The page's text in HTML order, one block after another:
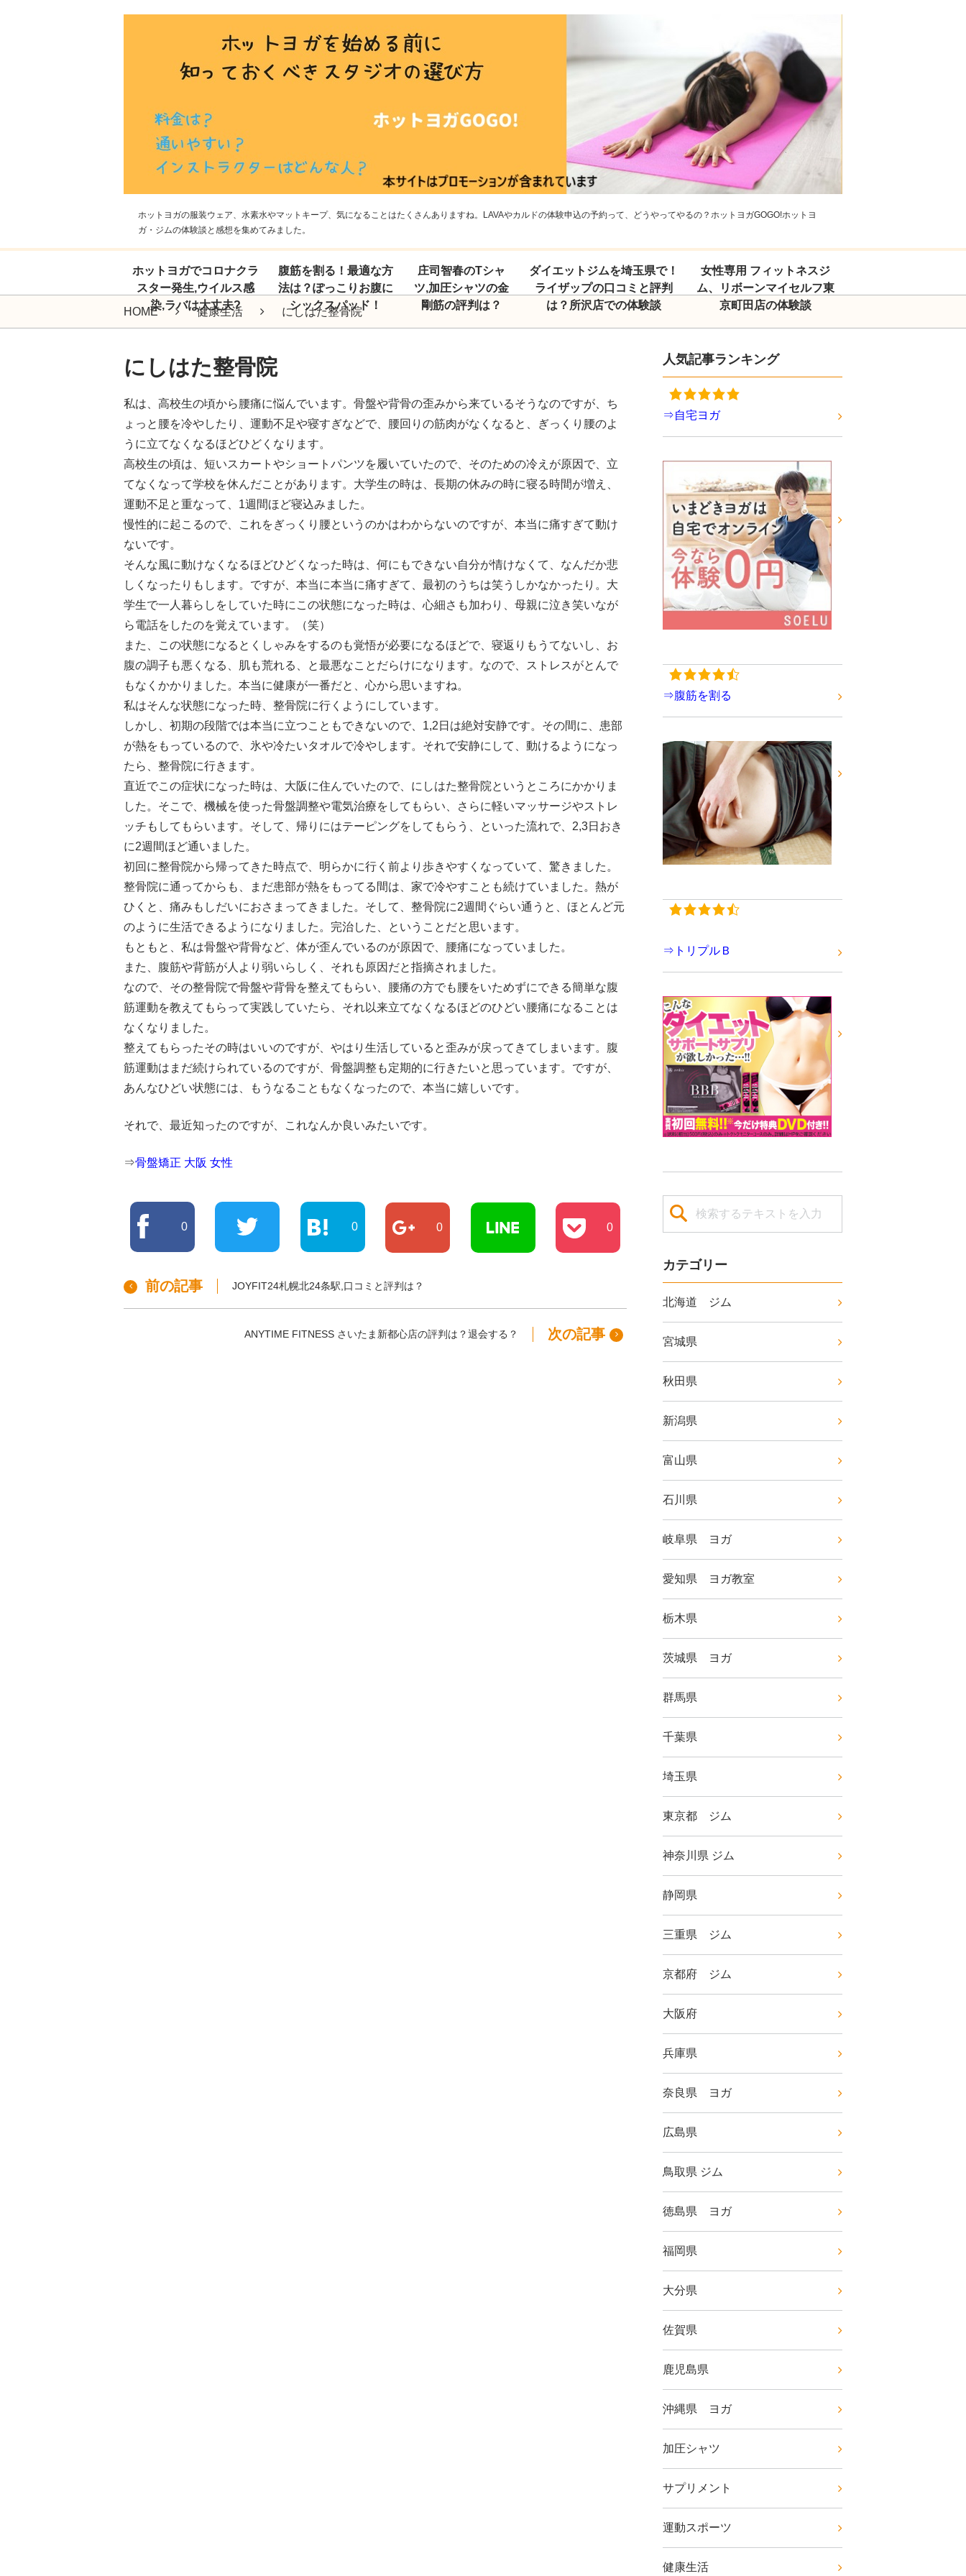
ホットヨガの服装ウェア、水素水やマットキープ、気になることはたくさんありますね。LAVAやカルドの体験申込の予約って、どうやってやるの？ホットヨガGOGO!ホットヨ
ガ・ジムの体験談と感想を集めてみました。
ホットヨガでコロナクラ
スター発生,ウイルス感
染,ラバは大丈夫?
腹筋を割る！最適な方
法は？ぽっこりお腹に
シックスパッド！
庄司智春のTシャ
ツ,加圧シャツの金
剛筋の評判は？
ダイエットジムを埼玉県で！
ライザップの口コミと評判
は？所沢店での体験談
女性専用 フィットネスジ
ム、リボーンマイセルフ東
京町田店の体験談
HOME 健康生活 にしはた整骨院
にしはた整骨院
私は、高校生の頃から腰痛に悩んでいます。骨盤や背骨の歪みから来ているそうなのですが、ち
ょっと腰を冷やしたり、運動不足や寝すぎなどで、腰回りの筋肉がなくなると、ぎっくり腰のよ
うに立てなくなるほどひどくなります。
高校生の頃は、短いスカートやショートパンツを履いていたので、そのための冷えが原因で、立
てなくなって学校を休んだことがあります。大学生の時は、長期の休みの時に寝る時間が増え、
運動不足と重なって、1週間ほど寝込みました。
慢性的に起こるので、これをぎっくり腰というのかはわからないのですが、本当に痛すぎて動け
ないです。
そんな風に動けなくなるほどひどくなった時は、何にもできない自分が情けなくて、なんだか悲
しくなったりもします。ですが、本当に本当に痛すぎて、最初のうちは笑うしかなかったり。大
学生で一人暮らしをしていた時にこの状態になった時は、心細さも加わり、母親に泣き笑いなが
ら電話をしたのを覚えています。（笑）
また、この状態になるとくしゃみをするのも覚悟が必要になるほどで、寝返りもうてないし、お
腹の調子も悪くなる、肌も荒れる、と最悪なことだらけになります。なので、ストレスがとんで
もなくかかりました。本当に健康が一番だと、心から思いますね。
私はそんな状態になった時、整骨院に行くようにしています。
しかし、初期の段階では本当に立つこともできないので、1,2日は絶対安静です。その間に、患部
が熱をもっているので、氷や冷たいタオルで冷やします。それで安静にして、動けるようになっ
たら、整骨院に行きます。
直近でこの症状になった時は、大阪に住んでいたので、にしはた整骨院というところにかかりま
した。そこで、機械を使った骨盤調整や電気治療をしてもらい、さらに軽いマッサージやストレ
ッチもしてもらいます。そして、帰りにはテーピングをしてもらう、といった流れで、2,3日おき
に2週間ほど通いました。
初回に整骨院から帰ってきた時点で、明らかに行く前より歩きやすくなっていて、驚きました。
整骨院に通ってからも、まだ患部が熱をもってる間は、家で冷やすことも続けていました。熱が
ひくと、痛みもしだいにおさまってきました。そして、整骨院に2週間ぐらい通うと、ほとんど元
のように生活できるようになりました。完治した、ということだと思います。
もともと、私は骨盤や背骨など、体が歪んでいるのが原因で、腰痛になっていました。
また、腹筋や背筋が人より弱いらしく、それも原因だと指摘されました。
なので、その整骨院で骨盤や背骨を整えてもらい、腰痛の方でも腰をいためずにできる簡単な腹
筋運動を教えてもらって実践していたら、それ以来立てなくなるほどのひどい腰痛になることは
なくなりました。
整えてもらったその時はいいのですが、やはり生活していると歪みが戻ってきてしまいます。腹
筋運動はまだ続けられているのですが、骨盤調整も定期的に行きたいと思っています。ですが、
あんなひどい状態には、もうなることもなくなったので、本当に嬉しいです。
それで、最近知ったのですが、これなんか良いみたいです。
⇒骨盤矯正 大阪 女性
0 0 0 0
前の記事 JOYFIT24札幌北24条駅,口コミと評判は？
次の記事
ANYTIME FITNESS さいたま新都心店の評判は？退会する？
人気記事ランキング
⇒自宅ヨガ
⇒腹筋を割る
⇒トリプルＢ
カテゴリー
北海道 ジム
宮城県
秋田県
新潟県
富山県
石川県
岐阜県 ヨガ
愛知県 ヨガ教室
栃木県
茨城県 ヨガ
群馬県
千葉県
埼玉県
東京都 ジム
神奈川県 ジム
静岡県
三重県 ジム
京都府 ジム
大阪府
兵庫県
奈良県 ヨガ
広島県
鳥取県 ジム
徳島県 ヨガ
福岡県
大分県
佐賀県
鹿児島県
沖縄県 ヨガ
加圧シャツ
サプリメント
運動スポーツ
健康生活